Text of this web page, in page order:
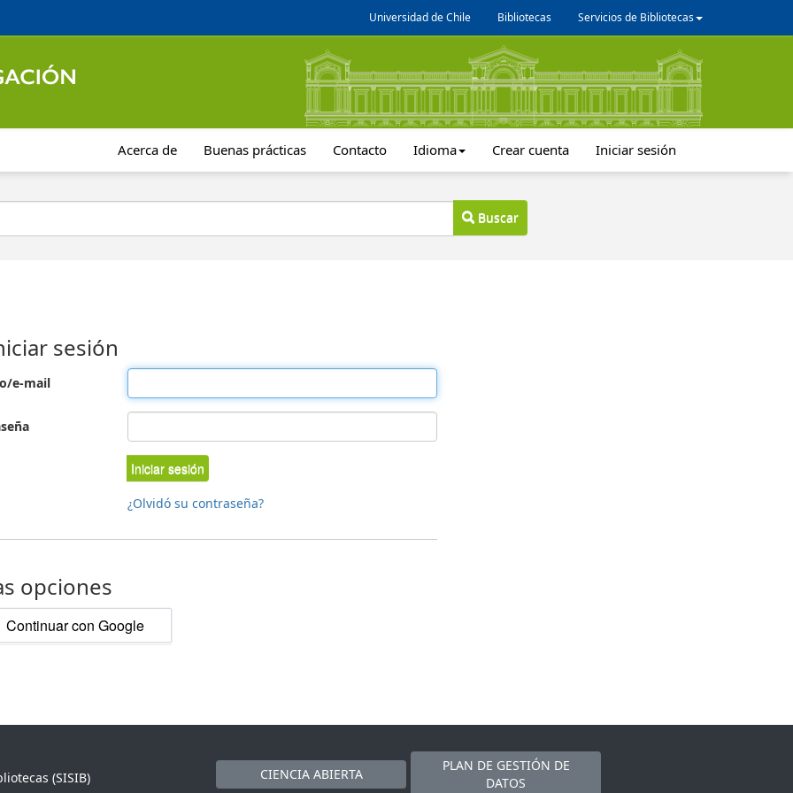
Universidad de Chile Bibliotecas Servicios de Bibliotecas
Acerca de Buenas prácticas Contacto Idioma Crear cuenta Iniciar sesión
Buscar
sesión
e-mail
Iniciar sesión
¿Olvidó su contraseña?
opciones
Continuar con Google
(SISIB)
CIENCIA ABIERTA
PLAN DE GESTIÓN DE
DATOS